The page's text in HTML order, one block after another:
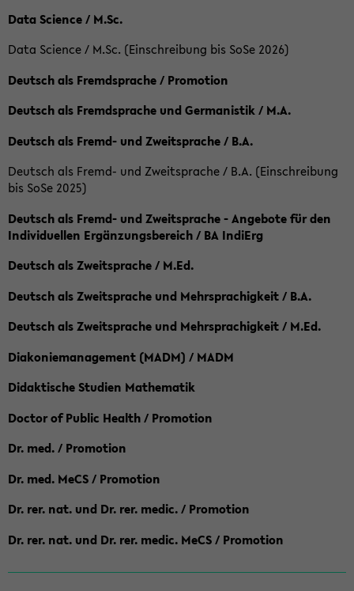
Data Science / M.Sc.
Data Science / M.Sc. (Einschreibung bis SoSe 2026)
Deutsch als Fremdsprache / Promotion
Deutsch als Fremdsprache und Germanistik / M.A.
Deutsch als Fremd- und Zweitsprache / B.A.
Deutsch als Fremd- und Zweitsprache / B.A. (Einschreibung
bis SoSe 2025)
Deutsch als Fremd- und Zweitsprache - Angebote für den
Individuellen Ergänzungsbereich / BA IndiErg
Deutsch als Zweitsprache / M.Ed.
Deutsch als Zweitsprache und Mehrsprachigkeit / B.A.
Deutsch als Zweitsprache und Mehrsprachigkeit / M.Ed.
Diakoniemanagement (MADM) / MADM
Didaktische Studien Mathematik
Doctor of Public Health / Promotion
Dr. med. / Promotion
Dr. med. MeCS / Promotion
Dr. rer. nat. und Dr. rer. medic. / Promotion
Dr. rer. nat. und Dr. rer. medic. MeCS / Promotion